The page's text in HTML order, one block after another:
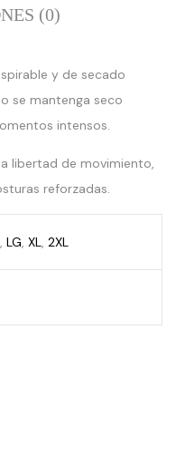
(0)
y de secado
se mantenga seco
intensos.
libertad de movimiento,
reforzadas.
, LG, XL, 2XL